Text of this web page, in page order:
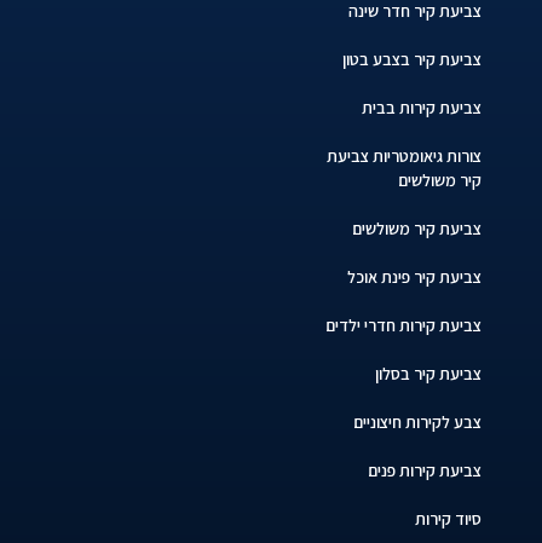
צביעת קיר חדר שינה
צביעת קיר בצבע בטון
צביעת קירות בבית
צורות גיאומטריות צביעת
קיר משולשים
צביעת קיר משולשים
צביעת קיר פינת אוכל
צביעת קירות חדרי ילדים
צביעת קיר בסלון
צבע לקירות חיצוניים
צביעת קירות פנים
סיוד קירות